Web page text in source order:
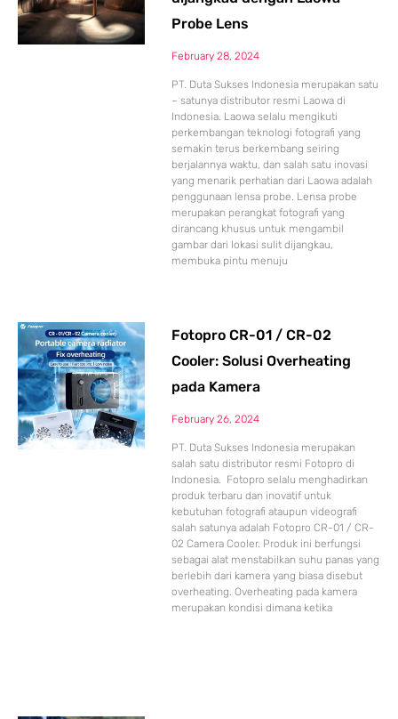
Probe Lens
February 28, 2024
PT. Duta Sukses Indonesia merupakan satu
– satunya distributor resmi Laowa di
Indonesia. Laowa selalu mengikuti
perkembangan teknologi fotografi yang
semakin terus berkembang seiring
berjalannya waktu, dan salah satu inovasi
yang menarik perhatian dari Laowa adalah
penggunaan lensa probe. Lensa probe
merupakan perangkat fotografi yang
dirancang khusus untuk mengambil
gambar dari lokasi sulit dijangkau,
membuka pintu menuju
Fotopro CR-01 / CR-02
Cooler: Solusi Overheating
pada Kamera
February 26, 2024
PT. Duta Sukses Indonesia merupakan
salah satu distributor resmi Fotopro di
Indonesia. Fotopro selalu menghadirkan
produk terbaru dan inovatif untuk
kebutuhan fotografi ataupun videografi
salah satunya adalah Fotopro CR-01 / CR-
02 Camera Cooler. Produk ini berfungsi
sebagai alat menstabilkan suhu panas yang
berlebih dari kamera yang biasa disebut
overheating. Overheating pada kamera
merupakan kondisi dimana ketika